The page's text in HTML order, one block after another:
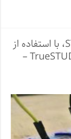
آموزش کار با بورد STM32 Nucleo64، با استفاده از
نرم‌افزارهای STM32CubeMX و TrueSTUDIO –